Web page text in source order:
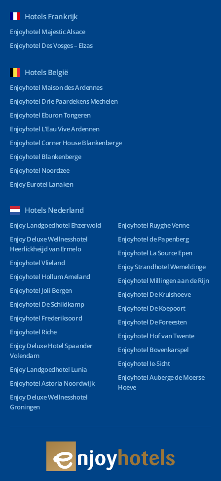
Hotels Frankrijk
Enjoyhotel Majestic Alsace
Enjoyhotel Des Vosges – Elzas
Hotels België
Enjoyhotel Maison des Ardennes
Enjoyhotel Drie Paardekens Mechelen
Enjoyhotel Eburon Tongeren
Enjoyhotel L’Eau Vive Ardennen
Enjoyhotel Corner House Blankenberge
Enjoyhotel Blankenberge
Enjoyhotel Noordzee
Enjoy Eurotel Lanaken
Hotels Nederland
Enjoy Landgoedhotel Ehzerwold
Enjoy Deluxe Wellnesshotel
Heerlickheijd van Ermelo
Enjoyhotel Vlieland
Enjoyhotel Hollum Ameland
Enjoyhotel Joli Bergen
Enjoyhotel De Schildkamp
Enjoyhotel Frederiksoord
Enjoyhotel Riche
Enjoy Deluxe Hotel Spaander
Volendam
Enjoy Landgoedhotel Lunia
Enjoyhotel Astoria Noordwijk
Enjoy Deluxe Wellnesshotel
Groningen
Enjoyhotel Ruyghe Venne
Enjoyhotel de Papenberg
Enjoyhotel La Source Epen
Enjoy Strandhotel Wemeldinge
Enjoyhotel Millingen aan de Rijn
Enjoyhotel De Kruishoeve
Enjoyhotel De Koepoort
Enjoyhotel De Foreesten
Enjoyhotel Hof van Twente
Enjoyhotel Bovenkarspel
Enjoyhotel Ie-Sicht
Enjoyhotel Auberge de Moerse
Hoeve